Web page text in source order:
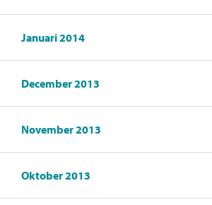
Januari 2014
December 2013
November 2013
Oktober 2013